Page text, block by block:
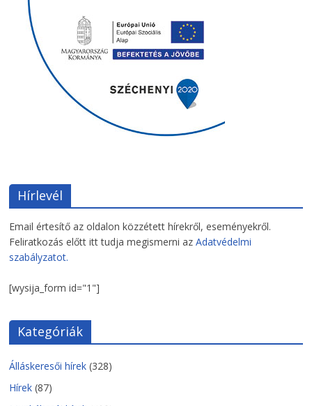
Hírlevél
Email értesítő az oldalon közzétett hírekről, eseményekről.
Feliratkozás előtt itt tudja megismerni azAdatvédelmi
szabályzatot.
[wysija_form id="1"]
Kategóriák
Álláskeresői hírek (328)
Hírek (87)